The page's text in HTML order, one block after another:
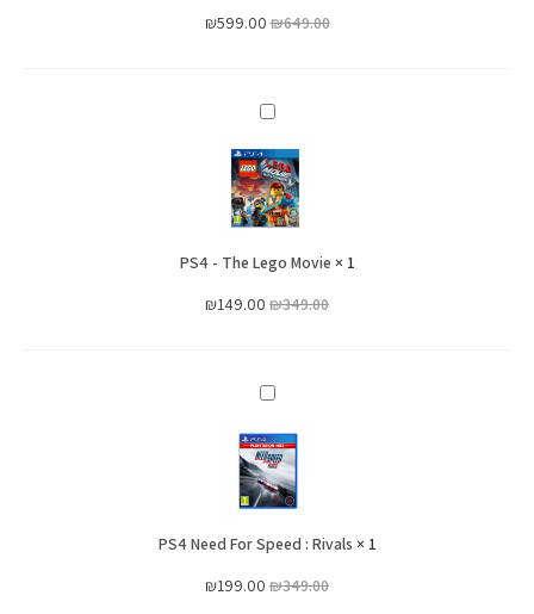
₪649.00
₪599.00
PS4
The
Lego
Movie
1
×
PS4 - The Lego Movie
₪349.00
₪149.00
PS4
For
Speed
:
Rivals
1
×
PS4 Need For Speed : Rivals
₪349.00
₪199.00